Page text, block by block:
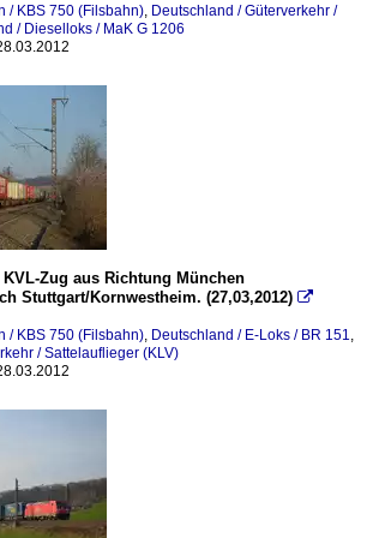
/ KBS 750 (Filsbahn), Deutschland / Güterverkehr /
/ Dieselloks / MaK G 1206
Zug aus Richtung München
Stuttgart/Kornwestheim. (27,03,2012) 
/ KBS 750 (Filsbahn), Deutschland / E-Loks / BR 151,
/ Sattelauflieger (KLV)